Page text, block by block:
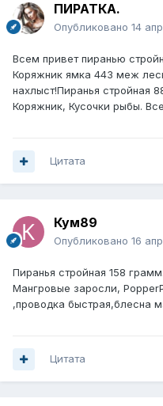
ПИРАТКА.
Опубликовано 14
Всем привет пиранью
Коряжник ямка 443 меж
нахлыст!Пиранья стройная
Коряжник, Кусочки рыбы.
Цитата
Кум89
Опубликовано 16
Пиранья стройная 158
Мангровые заросли,
,проводка быстрая,блесна
Цитата